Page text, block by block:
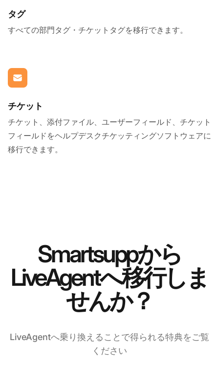
タグ
すべての部門タグ・チケットタグを移行できます。
チケット
チケット、添付ファイル、ユーザーフィールド、チケット
フィールドをヘルプデスクチケッティングソフトウェアに
移行できます。
Smartsuppから
LiveAgentへ移行しま
せんか？
LiveAgentへ乗り換えることで得られる特典をご覧
ください